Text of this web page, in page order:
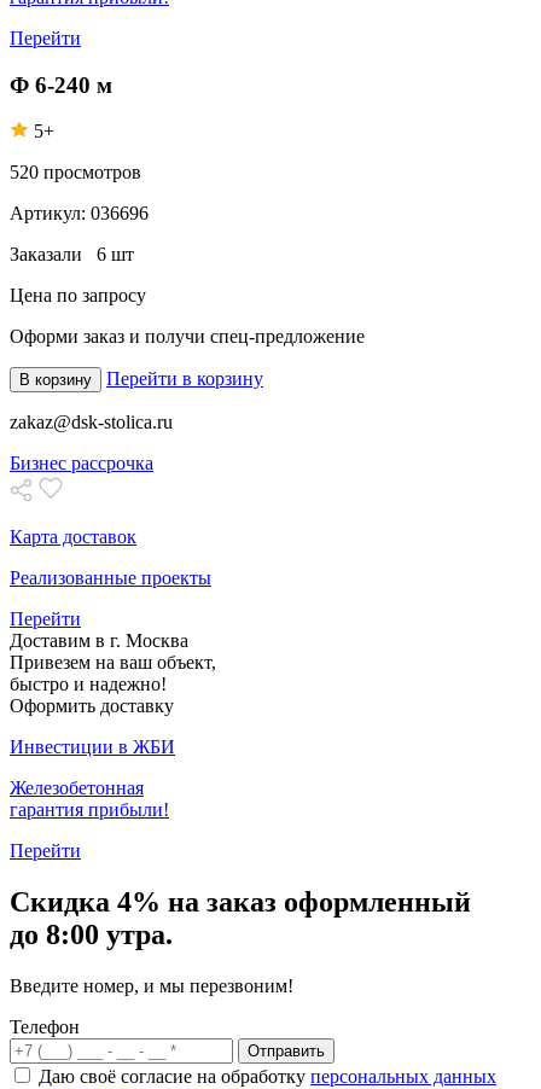
Перейти
Ф 6-240 м
5+
520 просмотров
Артикул: 036696
Заказали 6 шт
Цена по запросу
Оформи заказ и получи спец-предложение
В корзину Перейти в корзину
zakaz@dsk-stolica.ru
Бизнес рассрочка
Карта доставок
Реализованные проекты
Перейти
Доставим в г. Москва
Привезем на ваш объект,
быстро и надежно!
Оформить доставку
Инвестиции в ЖБИ
Железобетонная
гарантия прибыли!
Перейти
Скидка 4% на заказ оформленный
до 8:00 утра.
Введите номер, и мы перезвоним!
Телефон
Отправить
Даю своё согласие на обработку персональных данных